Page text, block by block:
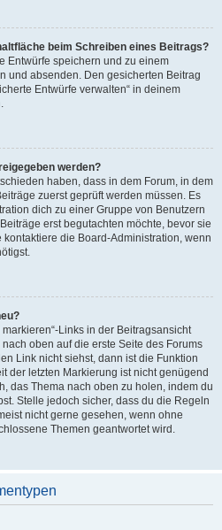
beim Schreiben eines Beitrags?
Entwürfe speichern und zu einem
und absenden. Den gesicherten Beitrag
Entwürfe verwalten“ in deinem
werden?
haben, dass in dem Forum, in dem
zuerst geprüft werden müssen. Es
dich zu einer Gruppe von Benutzern
erst begutachten möchte, bevor sie
die Board-Administration, wenn
Links in der Beitragsansicht
oben auf die erste Seite des Forums
Link nicht siehst, dann ist die Funktion
der letzten Markierung ist nicht genügend
das Thema nach oben zu holen, indem du
Stelle jedoch sicher, dass du die Regeln
nicht gerne gesehen, wenn ohne
Themen geantwortet wird.